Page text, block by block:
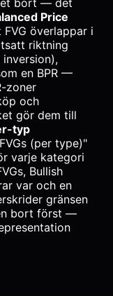
bort — det
Price
överlappar i
riktning
en BPR —
zoner
och
gör dem till
typ
(per type)"
varje kategori
Bullish
var och en
gränsen
bort först —